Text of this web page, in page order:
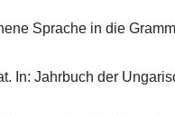
Sprache in die
In: Jahrbuch der